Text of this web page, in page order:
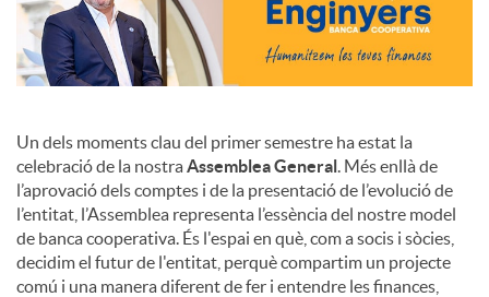
Un dels moments clau del primer semestre ha estat la
celebració de la nostra Assemblea General . Més enllà de
l’aprovació dels comptes i de la presentació de l’evolució de
l’entitat, l’Assemblea representa l’essència del nostre model
de banca cooperativa. És l'espai en què, com a socis i sòcies,
decidim el futur de l'entitat, perquè compartim un projecte
comú i una manera diferent de fer i entendre les finances,